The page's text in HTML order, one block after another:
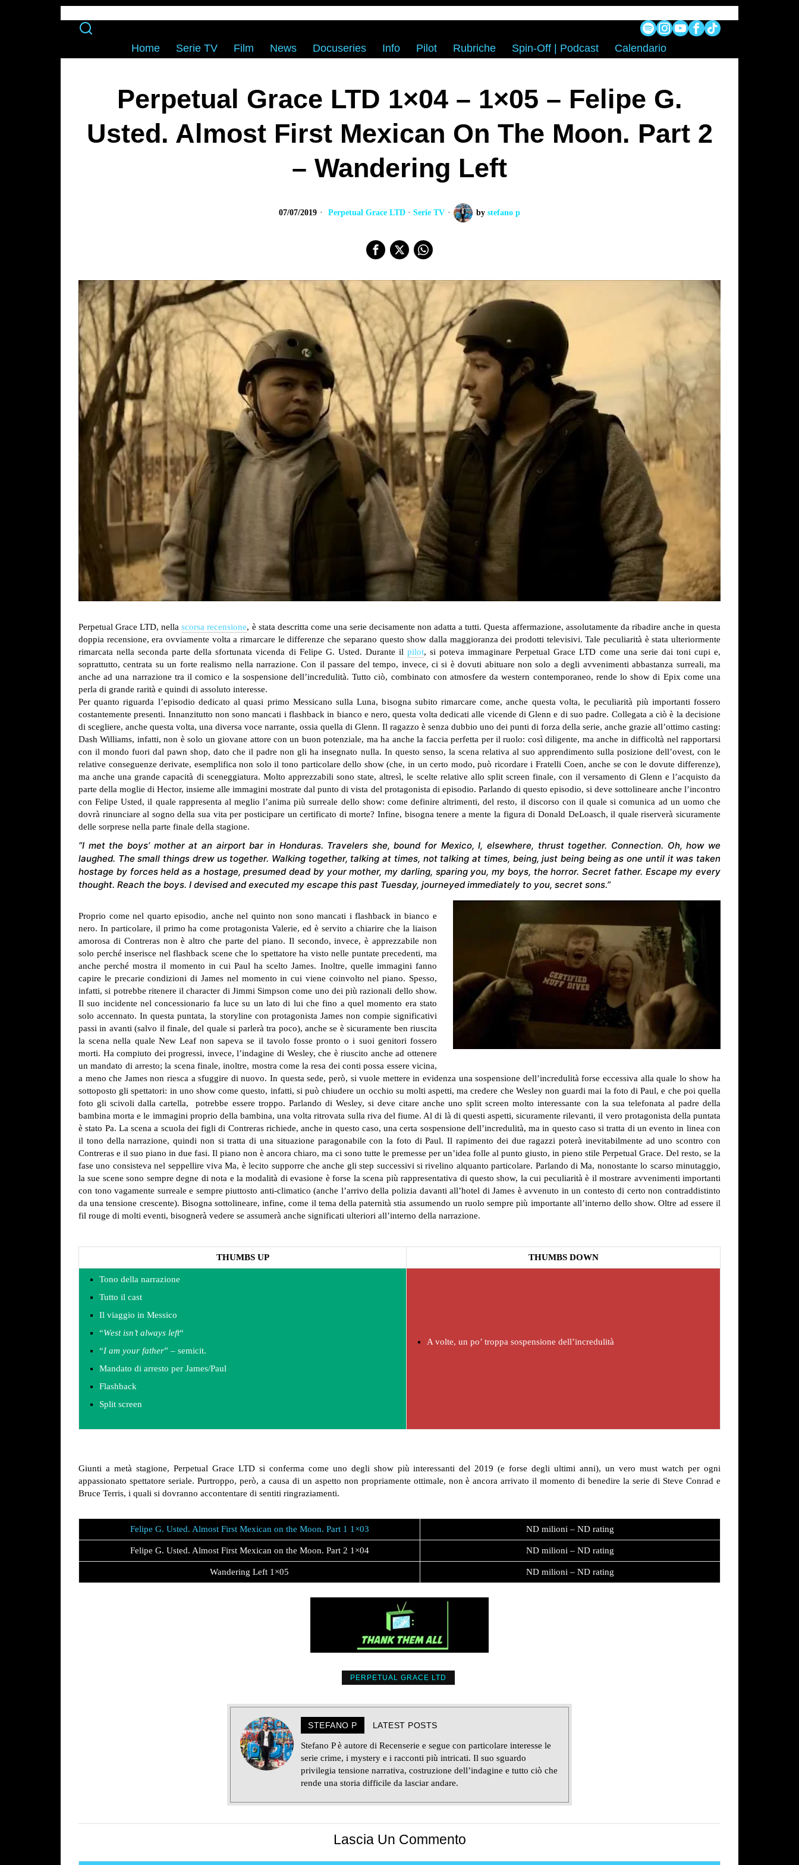
Home Serie TV Film News Docuseries Info Pilot Rubriche Spin-Off | Podcast Calendario
Perpetual Grace LTD 1×04 – 1×05 – Felipe G.
Usted. Almost First Mexican On The Moon. Part 2
– Wandering Left
07/07/2019 Perpetual Grace LTD · Serie TV by stefano p
Perpetual Grace LTD, nellascorsa recensione, è stata descritta come una serie decisamente non adatta a tutti. Questa affermazione, assolutamente da ribadire anche in questa
doppia recensione, era ovviamente volta a rimarcare le differenze che separano questo show dalla maggioranza dei prodotti televisivi. Tale peculiarità è stata ulteriormente
rimarcata nella seconda parte della sfortunata vicenda di Felipe G. Usted. Durante il pilot, si poteva immaginare Perpetual Grace LTD come una serie dai toni cupi e,
soprattutto, centrata su un forte realismo nella narrazione. Con il passare del tempo, invece, ci si è dovuti abituare non solo a degli avvenimenti abbastanza surreali, ma
anche ad una narrazione tra il comico e la sospensione dell’incredulità. Tutto ciò, combinato con atmosfere da western contemporaneo, rende lo show di Epix come una
perla di grande rarità e quindi di assoluto interesse.
Per quanto riguarda l’episodio dedicato al quasi primo Messicano sulla Luna, bisogna subito rimarcare come, anche questa volta, le peculiarità più importanti fossero
costantemente presenti. Innanzitutto non sono mancati i flashback in bianco e nero, questa volta dedicati alle vicende di Glenn e di suo padre. Collegata a ciò è la decisione
di scegliere, anche questa volta, una diversa voce narrante, ossia quella di Glenn. Il ragazzo è senza dubbio uno dei punti di forza della serie, anche grazie all’ottimo casting:
Dash Williams, infatti, non è solo un giovane attore con un buon potenziale, ma ha anche la faccia perfetta per il ruolo: così diligente, ma anche in difficoltà nel rapportarsi
con il mondo fuori dal pawn shop, dato che il padre non gli ha insegnato nulla. In questo senso, la scena relativa al suo apprendimento sulla posizione dell’ovest, con le
relative conseguenze derivate, esemplifica non solo il tono particolare dello show (che, in un certo modo, può ricordare i Fratelli Coen, anche se con le dovute differenze),
ma anche una grande capacità di sceneggiatura. Molto apprezzabili sono state, altresì, le scelte relative allo split screen finale, con il versamento di Glenn e l’acquisto da
parte della moglie di Hector, insieme alle immagini mostrate dal punto di vista del protagonista di episodio. Parlando di questo episodio, si deve sottolineare anche l’incontro
con Felipe Usted, il quale rappresenta al meglio l’anima più surreale dello show: come definire altrimenti, del resto, il discorso con il quale si comunica ad un uomo che
dovrà rinunciare al sogno della sua vita per posticipare un certificato di morte? Infine, bisogna tenere a mente la figura di Donald DeLoasch, il quale riserverà sicuramente
delle sorprese nella parte finale della stagione.
“I met the boys’ mother at an airport bar in Honduras. Travelers she, bound for Mexico, I, elsewhere, thrust together. Connection. Oh, how we
laughed. The small things drew us together. Walking together, talking at times, not talking at times, being, just being being as one until it was taken
hostage by forces held as a hostage, presumed dead by your mother, my darling, sparing you, my boys, the horror. Secret father. Escape my every
thought. Reach the boys. I devised and executed my escape this past Tuesday, journeyed immediately to you, secret sons.”
Proprio come nel quarto episodio, anche nel quinto non sono mancati i flashback in bianco e
nero. In particolare, il primo ha come protagonista Valerie, ed è servito a chiarire che la liaison
amorosa di Contreras non è altro che parte del piano. Il secondo, invece, è apprezzabile non
solo perché inserisce nel flashback scene che lo spettatore ha visto nelle puntate precedenti, ma
anche perché mostra il momento in cui Paul ha scelto James. Inoltre, quelle immagini fanno
capire le precarie condizioni di James nel momento in cui viene coinvolto nel piano. Spesso,
infatti, si potrebbe ritenere il character di Jimmi Simpson come uno dei più razionali dello show.
Il suo incidente nel concessionario fa luce su un lato di lui che fino a quel momento era stato
solo accennato. In questa puntata, la storyline con protagonista James non compie significativi
passi in avanti (salvo il finale, del quale si parlerà tra poco), anche se è sicuramente ben riuscita
la scena nella quale New Leaf non sapeva se il tavolo fosse pronto o i suoi genitori fossero
morti. Ha compiuto dei progressi, invece, l’indagine di Wesley, che è riuscito anche ad ottenere
un mandato di arresto; la scena finale, inoltre, mostra come la resa dei conti possa essere vicina,
a meno che James non riesca a sfuggire di nuovo. In questa sede, però, si vuole mettere in evidenza una sospensione dell’incredulità forse eccessiva alla quale lo show ha
sottoposto gli spettatori: in uno show come questo, infatti, si può chiudere un occhio su molti aspetti, ma credere che Wesley non guardi mai la foto di Paul, e che poi quella
foto gli scivoli dalla cartella, potrebbe essere troppo. Parlando di Wesley, si deve citare anche uno split screen molto interessante con la sua telefonata al padre della
bambina morta e le immagini proprio della bambina, una volta ritrovata sulla riva del fiume. Al di là di questi aspetti, sicuramente rilevanti, il vero protagonista della puntata
è stato Pa. La scena a scuola dei figli di Contreras richiede, anche in questo caso, una certa sospensione dell’incredulità, ma in questo caso si tratta di un evento in linea con
il tono della narrazione, quindi non si tratta di una situazione paragonabile con la foto di Paul. Il rapimento dei due ragazzi poterà inevitabilmente ad uno scontro con
Contreras e il suo piano in due fasi. Il piano non è ancora chiaro, ma ci sono tutte le premesse per un’idea folle al punto giusto, in pieno stile Perpetual Grace. Del resto, se la
fase uno consisteva nel seppellire viva Ma, è lecito supporre che anche gli step successivi si rivelino alquanto particolare. Parlando di Ma, nonostante lo scarso minutaggio,
la sue scene sono sempre degne di nota e la modalità di evasione è forse la scena più rappresentativa di questo show, la cui peculiarità è il mostrare avvenimenti importanti
con tono vagamente surreale e sempre piuttosto anti-climatico (anche l’arrivo della polizia davanti all’hotel di James è avvenuto in un contesto di certo non contraddistinto
da una tensione crescente). Bisogna sottolineare, infine, come il tema della paternità stia assumendo un ruolo sempre più importante all’interno dello show. Oltre ad essere il
fil rouge di molti eventi, bisognerà vedere se assumerà anche significati ulteriori all’interno della narrazione.
THUMBS UP THUMBS DOWN
Tono della narrazione
Tutto il cast
Il viaggio in Messico
“West isn’t always left“
“I am your father” – semicit.
Mandato di arresto per James/Paul
Flashback
Split screen
A volte, un po’ troppa sospensione dell’incredulità
Giunti a metà stagione, Perpetual Grace LTD si conferma come uno degli show più interessanti del 2019 (e forse degli ultimi anni), un vero must watch per ogni
appassionato spettatore seriale. Purtroppo, però, a causa di un aspetto non propriamente ottimale, non è ancora arrivato il momento di benedire la serie di Steve Conrad e
Bruce Terris, i quali si dovranno accontentare di sentiti ringraziamenti.
Felipe G. Usted. Almost First Mexican on the Moon. Part 1 1×03 ND milioni – ND rating
Felipe G. Usted. Almost First Mexican on the Moon. Part 2 1×04 ND milioni – ND rating
Wandering Left 1×05 ND milioni – ND rating
PERPETUAL GRACE LTD
STEFANO P LATEST POSTS
Stefano P è autore di Recenserie e segue con particolare interesse le
serie crime, i mystery e i racconti più intricati. Il suo sguardo
privilegia tensione narrativa, costruzione dell’indagine e tutto ciò che
rende una storia difficile da lasciar andare.
Lascia Un Commento